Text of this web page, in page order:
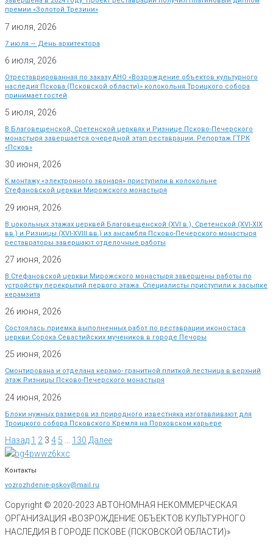
премии «Золотой Трезини»
7 июля, 2026
7 июля — День архитектора
6 июля, 2026
Отреставрированная по заказу АНО «Возрождение объектов культурного
наследия Пскова (Псковской области)» колокольня Троицкого собора
принимает гостей
5 июля, 2026
В Благовещенской, Сретенской церквях и Ризнице Псково-Печерского
монастыря завершается очередной этап реставрации. Репортаж ГТРК
«Псков»
30 июня, 2026
К монтажу «электронного звонаря» приступили в колокольне
Стефановской церкви Мирожского монастыря
29 июня, 2026
В цокольных этажах церквей Благовещенской (XVI в.), Сретенской (XVI-XIX
вв.) и Ризницы (XVI-XVIII вв.) из ансамбля Псково-Печерского монастыря
реставраторы завершают отделочные работы
27 июня, 2026
В Стефановской церкви Мирожского монастыря завершены работы по
устройству перекрытий первого этажа. Специалисты приступили к засыпке
керамзита
26 июня, 2026
Состоялась приемка выполненных работ по реставрации иконостаса
церкви Сорока Севастийских мучеников в городе Печоры
25 июня, 2026
Смонтирована и отделана керамо- гранитной плиткой лестница в верхний
этаж Ризницы Псково-Печерского монастыря
24 июня, 2026
Блоки нужных размеров из природного известняка изготавливают для
Троицкого собора Псковского Кремля на Порховском карьере
Назад 1 2 3 4 5 130 Далее
Контакты
vozrozhdenie-pskov@mail.ru
Copyright © 2020-2023 АВТОНОМНАЯ НЕКОММЕРЧЕСКАЯ
ОРГАНИЗАЦИЯ «ВОЗРОЖДЕНИЕ ОБЪЕКТОВ КУЛЬТУРНОГО
НАСЛЕДИЯ В ГОРОДЕ ПСКОВЕ (ПСКОВСКОЙ ОБЛАСТИ)»